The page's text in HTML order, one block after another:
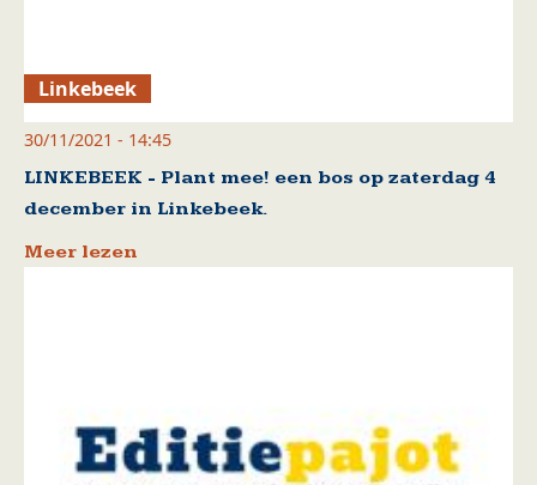
Linkebeek
30/11/2021 - 14:45
LINKEBEEK - Plant mee! een bos op zaterdag 4
december in Linkebeek.
Meer lezen